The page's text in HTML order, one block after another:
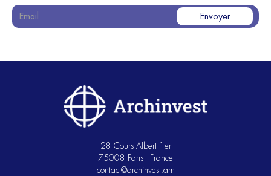
28 Cours Albert 1er
75008 Paris - France
contact@archinvest.am